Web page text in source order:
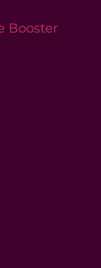
Booster